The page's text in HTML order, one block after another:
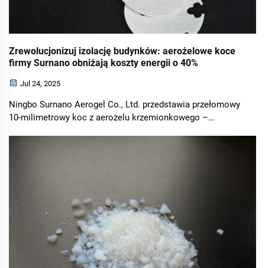
Zrewolucjonizuj izolację budynków: aerożelowe koce
firmy Surnano obniżają koszty energii o 40%
Jul 24, 2025
Ningbo Surnano Aerogel Co., Ltd. przedstawia przełomowy
10-milimetrowy koc z aerożelu krzemionkowego –